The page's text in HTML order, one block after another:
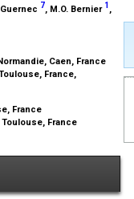
Guernec 7, M.O. Bernier 1 ,
Caen, France
France,
France
France